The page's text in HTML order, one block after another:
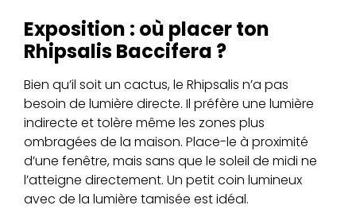
Exposition : où placer ton
Rhipsalis Baccifera ?
Bien qu’il soit un cactus, le Rhipsalis n’a pas
besoin de lumière directe. Il préfère une lumière
indirecte et tolère même les zones plus
ombragées de la maison. Place-le à proximité
d’une fenêtre, mais sans que le soleil de midi ne
l’atteigne directement. Un petit coin lumineux
avec de la lumière tamisée est idéal.